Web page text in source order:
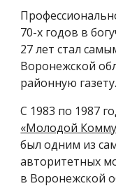
70-х годов в
27 лет стал
Воронежской
районную газету.
С 1983 по 1987
«Молодой
был одним из
авторитетных
в Воронежской